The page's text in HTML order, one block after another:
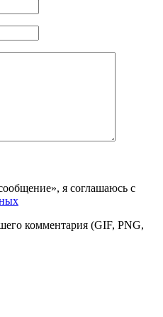
я соглашаюсь с
комментария (GIF, PNG,